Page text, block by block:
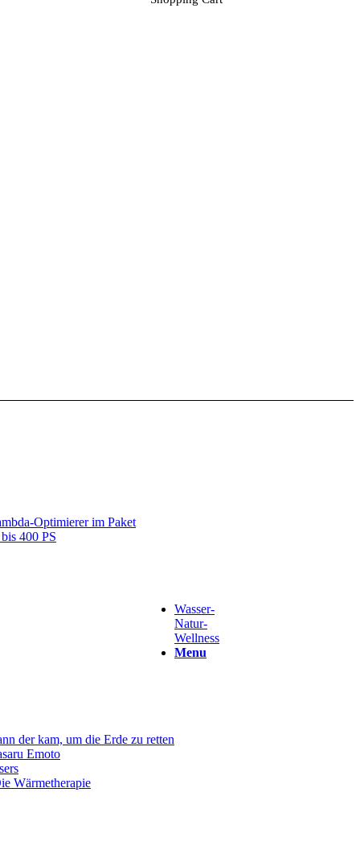
Optimierer im Paket
400 PS
der kam, um die Erde zu retten
Emoto
Wärmetherapie
Wasser-
Natur-
Wellness
Menu